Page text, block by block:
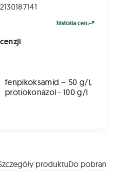
historia cen
fenpikoksamid – 50 g/l,
protiokonazol - 100 g/l
produktuDo pobrania